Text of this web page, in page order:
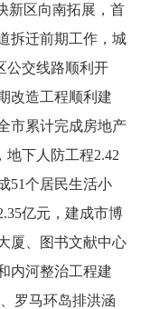
新区向南拓展，首
拆迁前期工作，城
公交线路顺利开
改造工程顺利建
市累计完成房地产
地下人防工程2.42
51个居民生活小
亿元，建成市博
厦、图书文献中心
内河整治工程建
罗马环岛排洪涵